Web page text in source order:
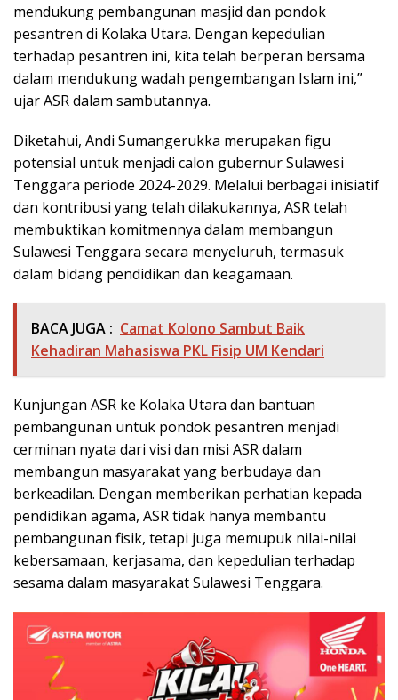
mendukung pembangunan masjid dan pondok
pesantren di Kolaka Utara. Dengan kepedulian
terhadap pesantren ini, kita telah berperan bersama
dalam mendukung wadah pengembangan Islam ini,”
ujar ASR dalam sambutannya.
Diketahui, Andi Sumangerukka merupakan figu
potensial untuk menjadi calon gubernur Sulawesi
Tenggara periode 2024-2029. Melalui berbagai inisiatif
dan kontribusi yang telah dilakukannya, ASR telah
membuktikan komitmennya dalam membangun
Sulawesi Tenggara secara menyeluruh, termasuk
dalam bidang pendidikan dan keagamaan.
BACA JUGA : Camat Kolono Sambut Baik
Kehadiran Mahasiswa PKL Fisip UM Kendari
Kunjungan ASR ke Kolaka Utara dan bantuan
pembangunan untuk pondok pesantren menjadi
cerminan nyata dari visi dan misi ASR dalam
membangun masyarakat yang berbudaya dan
berkeadilan. Dengan memberikan perhatian kepada
pendidikan agama, ASR tidak hanya membantu
pembangunan fisik, tetapi juga memupuk nilai-nilai
kebersamaan, kerjasama, dan kepedulian terhadap
sesama dalam masyarakat Sulawesi Tenggara.